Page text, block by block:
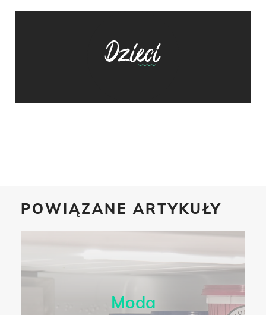
POWIĄZANE ARTYKUŁY
Moda